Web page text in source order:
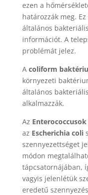
ezen a
határozzák meg.
általános
információt. A
problémát jelez.
A coliform
környezeti
általános
alkalmazzák.
Az
az Escherichia coli
szennyezettséget
módon
tápcsatornájában,
vagyis jelenlétük
eredetű